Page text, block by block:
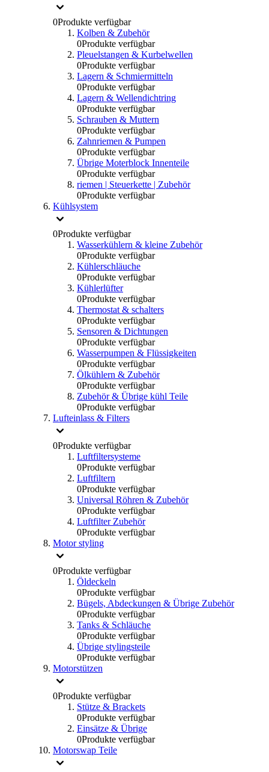
0Produkte verfügbar
Kolben & Zubehör
0Produkte verfügbar
Pleuelstangen & Kurbelwellen
0Produkte verfügbar
Lagern & Schmiermitteln
0Produkte verfügbar
Lagern & Wellendichtring
0Produkte verfügbar
Schrauben & Muttern
0Produkte verfügbar
Zahnriemen & Pumpen
0Produkte verfügbar
Übrige Moterblock Innenteile
0Produkte verfügbar
riemen | Steuerkette | Zubehör
0Produkte verfügbar
Kühlsystem
0Produkte verfügbar
Wasserkühlern & kleine Zubehör
0Produkte verfügbar
Kühlerschläuche
0Produkte verfügbar
Kühlerlüfter
0Produkte verfügbar
Thermostat & schalters
0Produkte verfügbar
Sensoren & Dichtungen
0Produkte verfügbar
Wasserpumpen & Flüssigkeiten
0Produkte verfügbar
Ölkühlern & Zubehör
0Produkte verfügbar
Zubehör & Übrige kühl Teile
0Produkte verfügbar
Lufteinlass & Filters
0Produkte verfügbar
Luftfiltersysteme
0Produkte verfügbar
Luftfiltern
0Produkte verfügbar
Universal Röhren & Zubehör
0Produkte verfügbar
Luftfilter Zubehör
0Produkte verfügbar
Motor styling
0Produkte verfügbar
Öldeckeln
0Produkte verfügbar
Bügels, Abdeckungen & Übrige Zubehör
0Produkte verfügbar
Tanks & Schläuche
0Produkte verfügbar
Übrige stylingsteile
0Produkte verfügbar
Motorstützen
0Produkte verfügbar
Stütze & Brackets
0Produkte verfügbar
Einsätze & Übrige
0Produkte verfügbar
Motorswap Teile